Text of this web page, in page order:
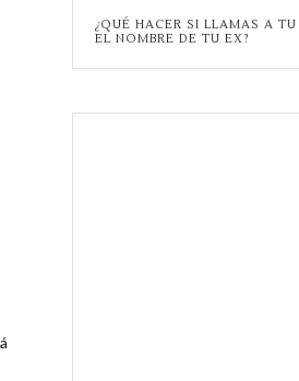
¿QUÉ HACER SI LLAMAS A TU
EL NOMBRE DE TU EX?